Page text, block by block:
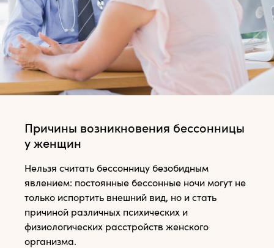
Причины возникновения бессонницы
у женщин
Нельзя считать бессонницу безобидным
явлением: постоянные бессонные ночи могут не
только испортить внешний вид, но и стать
причиной различных психических и
физиологических расстройств женского
организма.